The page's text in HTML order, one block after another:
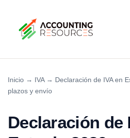
Inicio → IVA→ Declaración de IVA en
plazos y envío
Declaración de